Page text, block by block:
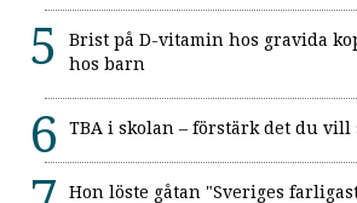
Brist på D-vitamin hos gravida
hos barn
TBA i skolan – förstärk det du vill
Hon löste gåtan "Sveriges